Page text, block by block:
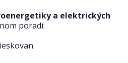
a elektrických
poradí: